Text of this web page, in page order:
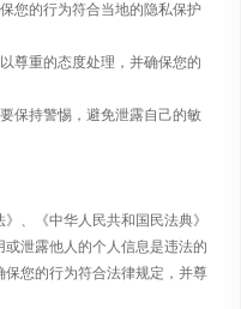
您的行为符合当地的隐私保护
尊重的态度处理，并确保您的
保持警惕，避免泄露自己的敏
、《中华人民共和国民法典》
泄露他人的个人信息是违法的
您的行为符合法律规定，并尊